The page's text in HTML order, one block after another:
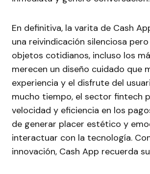
En definitiva, la varita de Cash
una reivindicación silenciosa
objetos cotidianos, incluso los
merecen un diseño cuidado que
experiencia y el disfrute del
mucho tiempo, el sector fintech
velocidad y eficiencia en los
de generar placer estético y
interactuar con la tecnología.
innovación, Cash App recuerda